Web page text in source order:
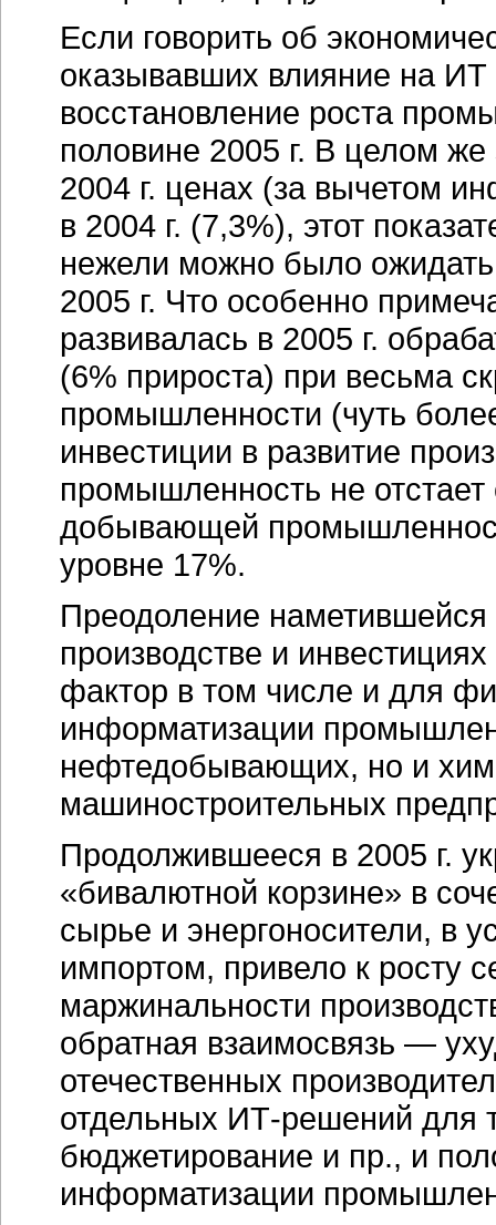
Если говорить об
оказывавших влияние на ИТ
восстановление роста
половине 2005 г. В целом
2004 г. ценах (за вычетом
в 2004 г. (7,3%), этот
нежели можно было ожидать
2005 г. Что особенно
развивалась в 2005 г.
(6% прироста) при весьма
промышленности (чуть
инвестиции в развитие
промышленность не
добывающей
уровне 17%.
Преодоление наметившейся
производстве и
фактор в том числе и для
информатизации
нефтедобывающих, но и
машиностроительных
Продолжившееся в 2005 г.
«бивалютной корзине» в
сырье и энергоносители, в
импортом, привело к росту
маржинальности
обратная взаимосвязь —
отечественных
отдельных ИТ-решений для
бюджетирование и пр., и
информатизации